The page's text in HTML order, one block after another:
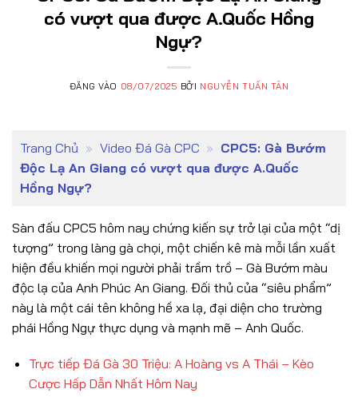
có vượt qua được A.Quốc Hồng
Ngự?
ĐĂNG VÀO 08/07/2025 BỞI NGUYỄN TUẤN TÂN
Trang Chủ » Video Đá Gà CPC » CPC5: Gà Bướm
Độc Lạ An Giang có vượt qua được A.Quốc
Hồng Ngự?
Sàn đấu CPC5 hôm nay chứng kiến sự trở lại của một “dị
tượng” trong làng gà chọi, một chiến kê mà mỗi lần xuất
hiện đều khiến mọi người phải trầm trồ – Gà Bướm màu
độc lạ của Anh Phúc An Giang. Đối thủ của “siêu phẩm”
này là một cái tên không hề xa lạ, đại diện cho trường
phái Hồng Ngự thực dụng và mạnh mẽ – Anh Quốc.
Trực tiếp Đá Gà 30 Triệu: A Hoàng vs A Thái – Kèo
Cược Hấp Dẫn Nhất Hôm Nay